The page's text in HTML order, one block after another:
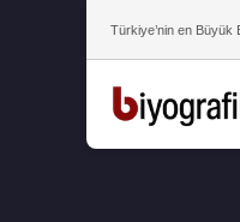
Türkiye’nin en Büyük